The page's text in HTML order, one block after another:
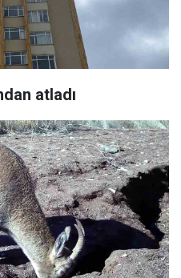
atladı